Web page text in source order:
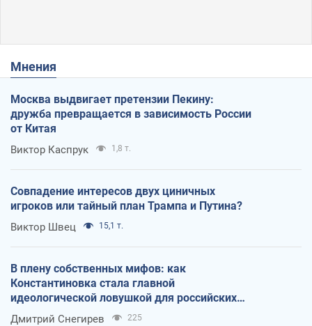
Мнения
Москва выдвигает претензии Пекину:
дружба превращается в зависимость России
от Китая
Виктор Каспрук 1,8 т.
Совпадение интересов двух циничных
игроков или тайный план Трампа и Путина?
Виктор Швец 15,1 т.
В плену собственных мифов: как
Константиновка стала главной
идеологической ловушкой для российских
оккупантов
Дмитрий Снегирев 225